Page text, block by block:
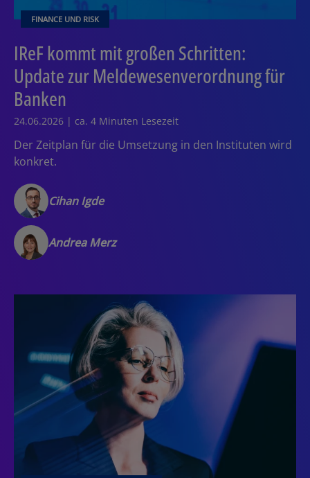
FINANCE UND RISK
IReF kommt mit großen Schritten:
Update zur Meldewesenverordnung für
Banken
24.06.2026 | ca. 4 Minuten Lesezeit
Der Zeitplan für die Umsetzung in den Instituten wird
konkret.
Cihan Igde
Andrea Merz